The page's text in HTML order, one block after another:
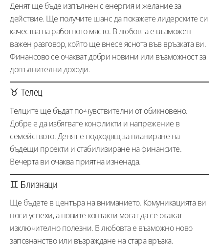
Денят ще бъде изпълнен с енергия и желание за
действие. Ще получите шанс да покажете лидерските си
качества на работното място. В любовта е възможен
важен разговор, който ще внесе яснота във връзката ви.
Финансово се очакват добри новини или възможност за
допълнителни доходи.
♉ Телец
Телците ще бъдат по-чувствителни от обикновено.
Добре е да избягвате конфликти и напрежение в
семейството. Денят е подходящ за планиране на
бъдещи проекти и стабилизиране на финансите.
Вечерта ви очаква приятна изненада.
♊ Близнаци
Ще бъдете в центъра на вниманието. Комуникацията ви
носи успехи, а новите контакти могат да се окажат
изключително полезни. В любовта е възможно ново
запознанство или възраждане на стара връзка.